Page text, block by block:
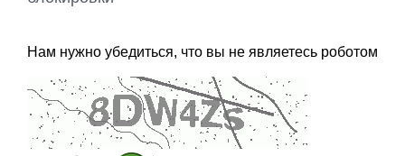
Нам нужно убедиться, что вы не являетесь роботом